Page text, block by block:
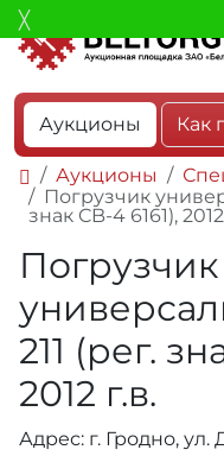
Аукционы Как
Аукционы
Погрузчик
знак CB-4 6161),
Погрузчик
211 (рег.
2012 г.в.
Адрес: г. Гродно, ул.